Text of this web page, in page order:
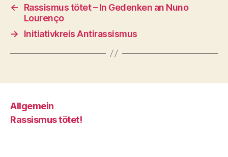
←
Rassismus tötet – In Gedenken an Nuno
Lourenço
→
Initiativkreis Antirassismus
Allgemein
Rassismus tötet!